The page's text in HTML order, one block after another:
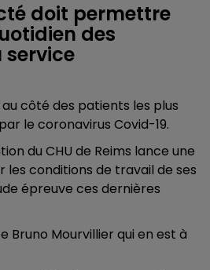
doit permettre
des
service
côté des patients les plus
le coronavirus Covid-19.
du CHU de Reims lance une
conditions de travail de ses
épreuve ces dernières
Bruno Mourvillier qui en est à